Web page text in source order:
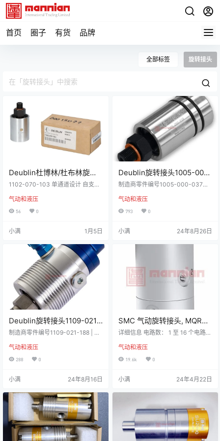
首页 圈子 有货 品牌
全部标签 旋转接头
Deublin杜博林/杜布林旋转
接头1102-070-103
1102-070-103 单通道设计 自支撑
密封组合：碳石墨/淬硬工具钢或碳
石墨/碳化硅 密封腔油毡用于空气介
锈钢或碳钢转子，依型号而定 终生
气动和液压
56 0
小满 1月5日
Deublin旋转接头1005-000-
037,单通道,M10x1 RH,In-
制造商零件编号1005-000-037
x1 RH, In-Shaft 单通道设计 自支撑
旋接器 径向壳体连接 平衡机械密封
质 油嘴用于润滑（3到5滴每月） 低
气动和液压
793 0
小满 24年8月26日
Deublin旋转接头1109-021-
188, 单通道, M16x1.5 LH, 18
制造商零件编号1109-021-188 | 制
f, M16x1.5 LH, 18 mm pilot, G 3/8"
单通道用于冷却液或MQL Pop-Off™
技术允许无介质压力下的无限干运
杂质残留 轴承支撑的螺纹转子易于
个大泄漏口以保护球轴承 平衡机械
密封采用碳化硅，寿…
气动和液压
288 0
小满 24年8月16日
SMC 气动旋转接头, MQR系
列, M5 x 0.8接口, 最大操作
+80°C, 铝制, MQR2-M5
详细信息 电路数： 1 至 16 个电路。
速： 200 至 3000 。工作压力范
围： -100 kpa 至 1.0 mp 技术参数
属性数值螺纹连接M5 x 0.8螺纹连
R材料铝最大操作压力1 MPa最低工
气动和液压
19.6k 0
小满 24年4月22日